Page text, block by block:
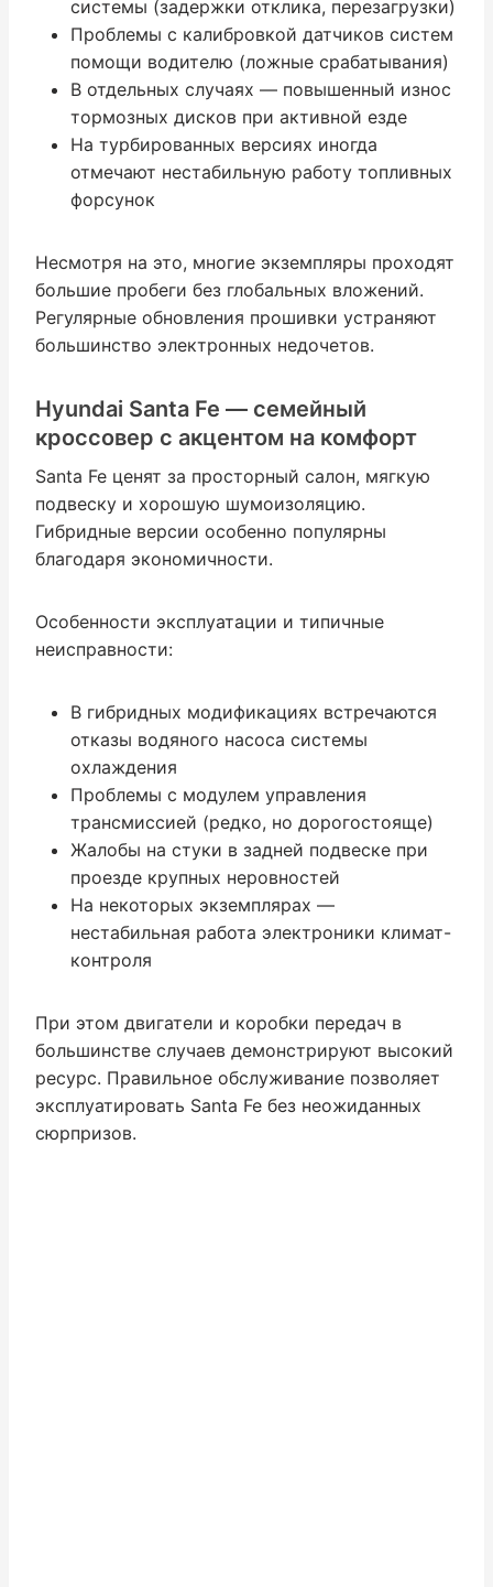
системы (задержки отклика, перезагрузки)
Проблемы с калибровкой датчиков систем
помощи водителю (ложные срабатывания)
В отдельных случаях — повышенный износ
тормозных дисков при активной езде
На турбированных версиях иногда
отмечают нестабильную работу топливных
форсунок
Несмотря на это, многие экземпляры проходят
большие пробеги без глобальных вложений.
Регулярные обновления прошивки устраняют
большинство электронных недочетов.
Hyundai Santa Fe — семейный
кроссовер с акцентом на комфорт
Santa Fe ценят за просторный салон, мягкую
подвеску и хорошую шумоизоляцию.
Гибридные версии особенно популярны
благодаря экономичности.
Особенности эксплуатации и типичные
неисправности:
В гибридных модификациях встречаются
отказы водяного насоса системы
охлаждения
Проблемы с модулем управления
трансмиссией (редко, но дорогостояще)
Жалобы на стуки в задней подвеске при
проезде крупных неровностей
На некоторых экземплярах —
нестабильная работа электроники климат-
контроля
При этом двигатели и коробки передач в
большинстве случаев демонстрируют высокий
ресурс. Правильное обслуживание позволяет
эксплуатировать Santa Fe без неожиданных
сюрпризов.